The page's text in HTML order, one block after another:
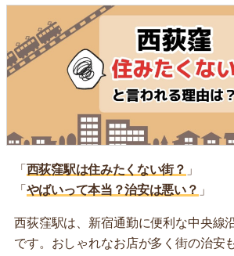
「 西荻窪駅は住みたくない街？ 」
「 やばいって本当？治安は悪い？ 」
西荻窪駅は、新宿通勤に便利な中央線
です。おしゃれなお店が多く街の治安